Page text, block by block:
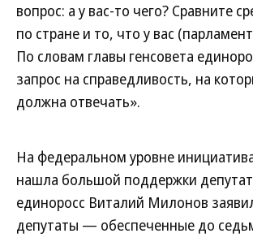
вопрос: а у вас-то чего? Сравните
по стране и то, что у вас
По словам главы генсовета
запрос на справедливость, на
должна отвечать».
На федеральном уровне
нашла большой поддержки
единоросс Виталий Милонов
депутаты — обеспеченные до